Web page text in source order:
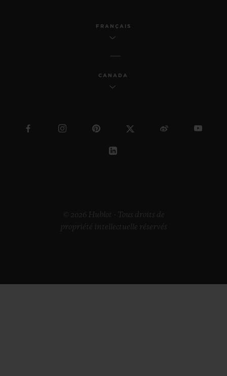
FRANÇAIS
CANADA
© 2026 Hublot - Tous droits de
propriété intellectuelle réservés